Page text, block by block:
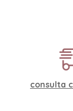
consulta